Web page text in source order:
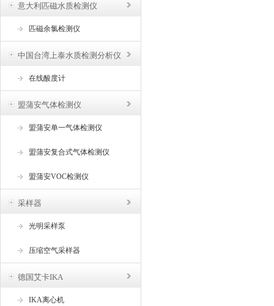
意大利匹磁水质检测仪
匹磁余氯检测仪
中国台湾上泰水质检测分析仪
在线酸度计
盟蒲安气体检测仪
盟蒲安单一气体检测仪
盟蒲安复合式气体检测仪
盟蒲安VOC检测仪
采样器
光明采样泵
压缩空气采样器
德国艾卡IKA
IKA离心机